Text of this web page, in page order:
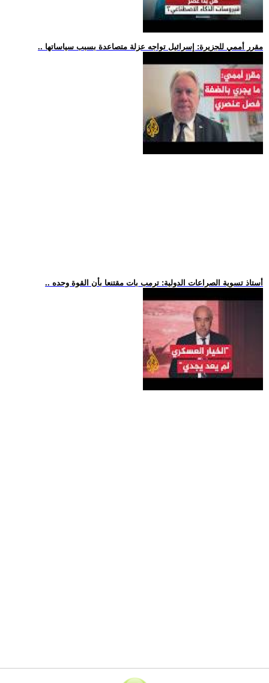
.. مقرر أممي للجزيرة: إسرائيل تواجه عزلة متصاعدة بسبب سياساتها
.. أستاذ تسوية الصراعات الدولية: ترمب بات مقتنعا بأن القوة وحده